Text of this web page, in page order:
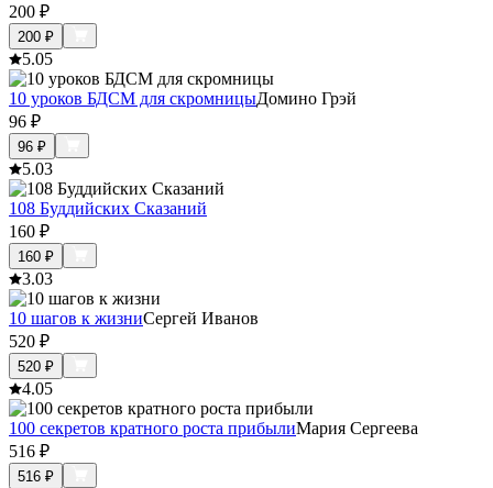
200 ₽
200 ₽
5.05
10 уроков БДСМ для скромницыДомино Грэй
96 ₽
96 ₽
5.03
108 Буддийских Сказаний
160 ₽
160 ₽
3.03
10 шагов к жизниСергей Иванов
520 ₽
520 ₽
4.05
100 секретов кратного роста прибылиМария Сергеева
516 ₽
516 ₽